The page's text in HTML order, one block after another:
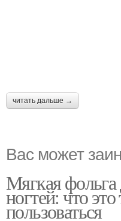
читать дальше →
Вас может
Мягкая фольга
ногтей: что
пользоваться